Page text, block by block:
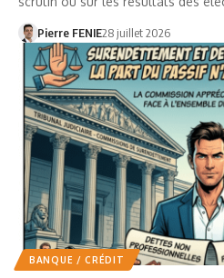
Pierre FENIE28 juillet 2026
BANQUE / CRÉDIT